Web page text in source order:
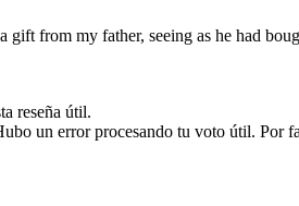
gift from my father, seeing as he had
reseña útil.
un error procesando tu voto útil. Por